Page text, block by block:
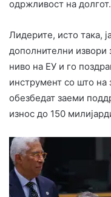
одржливост на долгот.
Лидерите, исто така,
дополнителни извори
ниво на ЕУ и го
инструмент со што на
обезбедат заеми
износ до 150